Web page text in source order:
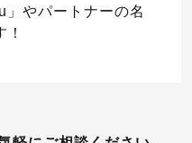
やパートナーの名